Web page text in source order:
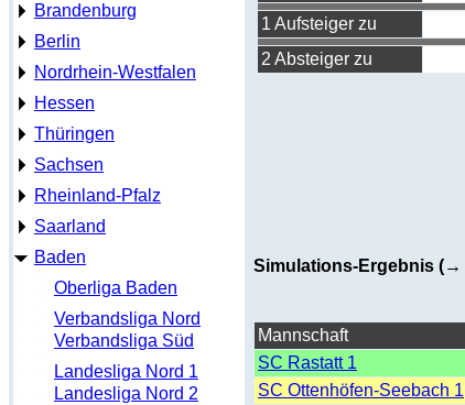
Brandenburg
Berlin
Nordrhein-Westfalen
Hessen
Thüringen
Sachsen
Rheinland-Pfalz
Saarland
Baden
Oberliga Baden
Verbandsliga Nord
Verbandsliga Süd
Landesliga Nord 1
Landesliga Nord 2
1 Aufsteiger zu
2 Absteiger zu
Simulations-Ergebnis (→
Mannschaft
SC Rastatt 1
SC Ottenhöfen-Seebach 1